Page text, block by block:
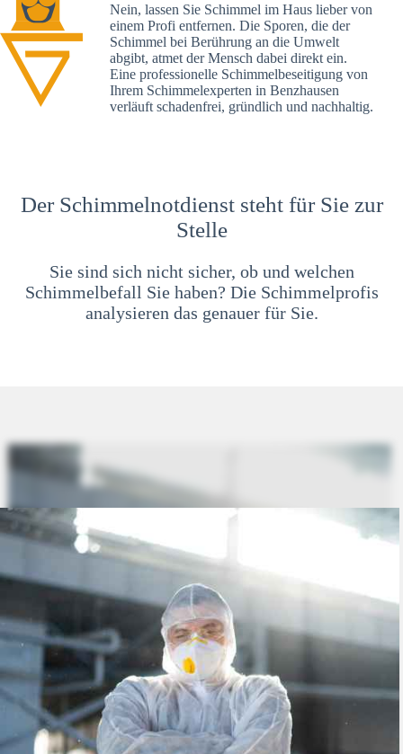
Nein, lassen Sie Schimmel im Haus lieber von
einem Profi entfernen. Die Sporen, die der
Schimmel bei Berührung an die Umwelt
abgibt, atmet der Mensch dabei direkt ein.
Eine professionelle Schimmelbeseitigung von
Ihrem Schimmelexperten in Benzhausen
verläuft schadenfrei, gründlich und nachhaltig.
Der Schimmelnotdienst steht für Sie zur
Stelle
Sie sind sich nicht sicher, ob und welchen
Schimmelbefall Sie haben? Die Schimmelprofis
analysieren das genauer für Sie.